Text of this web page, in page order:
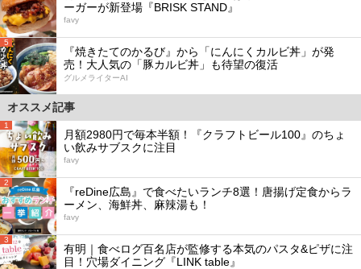
ーガーが新登場『BRISK STAND』
favy
5
『焼きたてのかるび』から「にんにくカルビ丼」が発
売！大人気の「豚カルビ丼」も待望の復活
グルメライターAI
オススメ記事
1
月額2980円で毎本半額！『クラフトビール100』のちょ
い飲みサブスクに注目
favy
2
『reDine広島』で食べたいランチ8選！唐揚げ定食からラ
ーメン、海鮮丼、麻辣湯も！
favy
3
有明｜食べログ百名店が監修する本気のパスタ&ピザに注
目！穴場ダイニング『LINK table』